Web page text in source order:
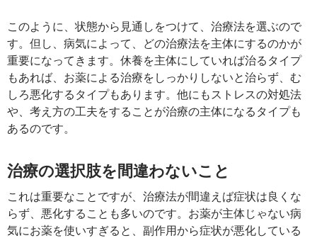
このように、状態から見通しをつけて、治療法を選ぶので
す。但し、病気によって、どの治療法を主体にするのかが
重要になってきます。休養を主体にしていれば治るタイプ
もあれば、お薬による治療をしっかりしないと治らず、む
しろ悪化するタイプもあります。他にもストレスの対処法
や、考え方の工夫をすることが治療の主体になるタイプも
あるのです。
治療の選択肢を間違わないこと
これは重要なことですが、治療法が間違えば症状は良くな
らず、悪化することも多いのです。お薬が主体じゃない病
気にお薬を使いすぎると、副作用から症状が悪化している